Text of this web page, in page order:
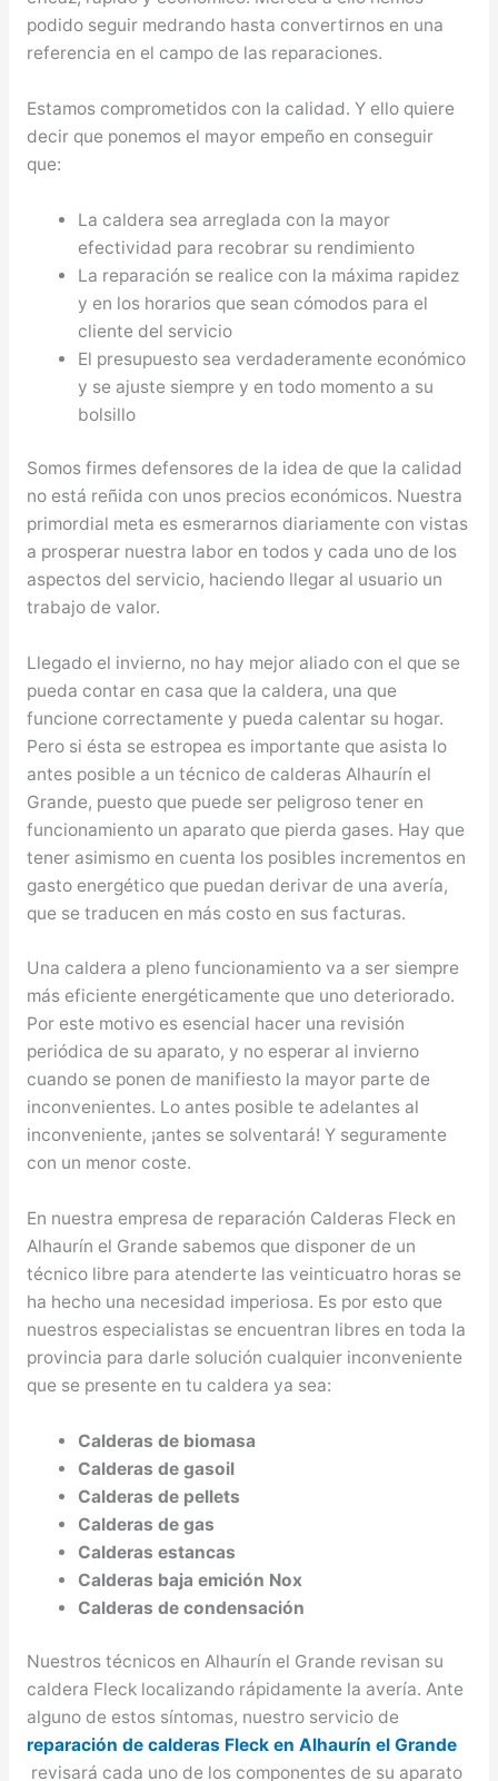
podido seguir medrando hasta convertirnos en una
referencia en el campo de las reparaciones.
Estamos comprometidos con la calidad. Y ello quiere
decir que ponemos el mayor empeño en conseguir
que:
La caldera sea arreglada con la mayor
efectividad para recobrar su rendimiento
La reparación se realice con la máxima rapidez
y en los horarios que sean cómodos para el
cliente del servicio
El presupuesto sea verdaderamente económico
y se ajuste siempre y en todo momento a su
bolsillo
Somos firmes defensores de la idea de que la calidad
no está reñida con unos precios económicos. Nuestra
primordial meta es esmerarnos diariamente con vistas
a prosperar nuestra labor en todos y cada uno de los
aspectos del servicio, haciendo llegar al usuario un
trabajo de valor.
Llegado el invierno, no hay mejor aliado con el que se
pueda contar en casa que la caldera, una que
funcione correctamente y pueda calentar su hogar.
Pero si ésta se estropea es importante que asista lo
antes posible a un técnico de calderas Alhaurín el
Grande, puesto que puede ser peligroso tener en
funcionamiento un aparato que pierda gases. Hay que
tener asimismo en cuenta los posibles incrementos en
gasto energético que puedan derivar de una avería,
que se traducen en más costo en sus facturas.
Una caldera a pleno funcionamiento va a ser siempre
más eficiente energéticamente que uno deteriorado.
Por este motivo es esencial hacer una revisión
periódica de su aparato, y no esperar al invierno
cuando se ponen de manifiesto la mayor parte de
inconvenientes. Lo antes posible te adelantes al
inconveniente, ¡antes se solventará! Y seguramente
con un menor coste.
En nuestra empresa de reparación Calderas Fleck en
Alhaurín el Grande sabemos que disponer de un
técnico libre para atenderte las veinticuatro horas se
ha hecho una necesidad imperiosa. Es por esto que
nuestros especialistas se encuentran libres en toda la
provincia para darle solución cualquier inconveniente
que se presente en tu caldera ya sea:
Calderas de biomasa
Calderas de gasoil
Calderas de pellets
Calderas de gas
Calderas estancas
Calderas baja emición Nox
Calderas de condensación
Nuestros técnicos en Alhaurín el Grande revisan su
caldera Fleck localizando rápidamente la avería. Ante
alguno de estos síntomas, nuestro servicio de
reparación de calderas Fleck en Alhaurín el Grande
revisará cada uno de los componentes de su aparato